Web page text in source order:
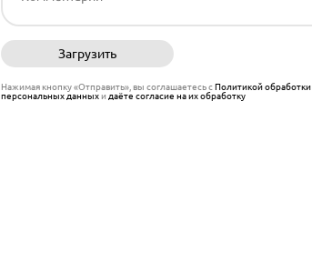
Загрузить
Нажимая кнопку «Отправить», вы соглашаетесь сПолитикой обработки
персональных данныхи даёте согласие на их обработку